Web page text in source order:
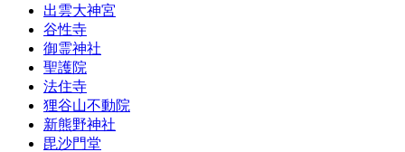
出雲大神宮
谷性寺
御霊神社
聖護院
法住寺
狸谷山不動院
新熊野神社
毘沙門堂